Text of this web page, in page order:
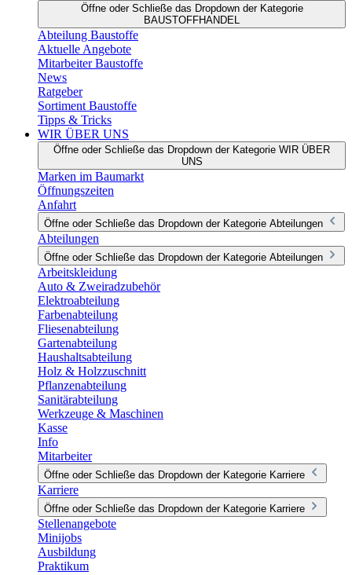
Öffne oder Schließe das Dropdown der Kategorie
BAUSTOFFHANDEL
Abteilung Baustoffe
Aktuelle Angebote
Mitarbeiter Baustoffe
News
Ratgeber
Sortiment Baustoffe
Tipps & Tricks
WIR ÜBER UNS
Öffne oder Schließe das Dropdown der Kategorie WIR ÜBER
UNS
Marken im Baumarkt
Öffnungszeiten
Anfahrt
Öffne oder Schließe das Dropdown der Kategorie Abteilungen
Abteilungen
Öffne oder Schließe das Dropdown der Kategorie Abteilungen
Arbeitskleidung
Auto & Zweiradzubehör
Elektroabteilung
Farbenabteilung
Fliesenabteilung
Gartenabteilung
Haushaltsabteilung
Holz & Holzzuschnitt
Pflanzenabteilung
Sanitärabteilung
Werkzeuge & Maschinen
Kasse
Info
Mitarbeiter
Öffne oder Schließe das Dropdown der Kategorie Karriere
Karriere
Öffne oder Schließe das Dropdown der Kategorie Karriere
Stellenangebote
Minijobs
Ausbildung
Praktikum